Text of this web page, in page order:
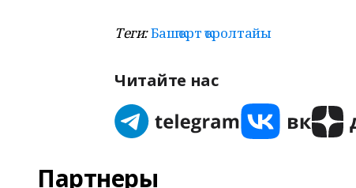
Теги:Башҡорт ҡоролтайы
Читайте нас
Партнеры